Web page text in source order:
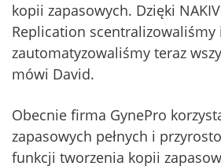
kopii zapasowych. Dzięki
Replication scentralizowaliśmy i
zautomatyzowaliśmy teraz
mówi David.
Obecnie firma GynePro
zapasowych pełnych i
funkcji tworzenia kopii